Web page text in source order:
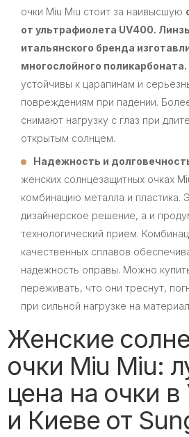
очки Miu Miu стоит за наивысшую
от ультрафиолета UV400.
итальянского бренда
многослойного поликарбоната.
устойчивы к царапинам и
повреждениям при падении.
снимают нагрузку с глаз при
открытым солнцем.
Надежность и
женских солнцезащитных очках
комбинацию металла и пластика.
дизайнерское решение, а и
технологический прием.
качественных сплавов
надежность оправы. Можно
переживать, что они треснут,
при сильной нагрузке на
Женские
очки Miu Miu:
цена на очки
и Киеве от